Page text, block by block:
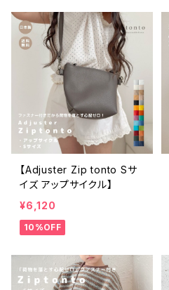
【Adjuster Zip tonto Sサ
イズ アップサイクル】
¥6,120
10%OFF